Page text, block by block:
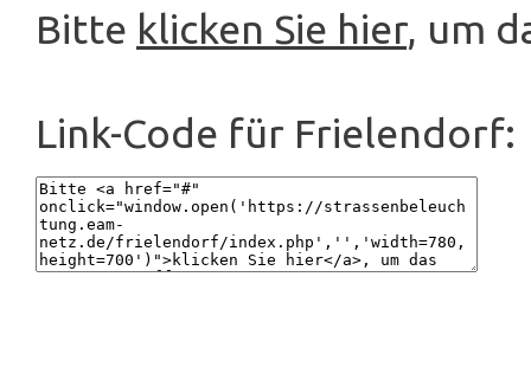
Bitte klicken Sie hier, um
Link-Code für Frielendorf: